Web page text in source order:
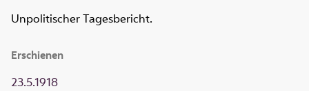
Unpolitischer Tagesbericht.
Erschienen
23.5.1918